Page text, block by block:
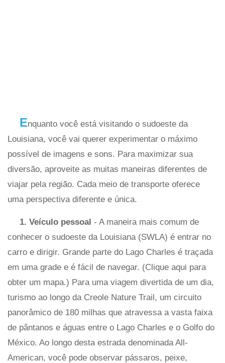
Enquanto você está visitando o sudoeste da
Louisiana, você vai querer experimentar o máximo
possível de imagens e sons. Para maximizar sua
diversão, aproveite as muitas maneiras diferentes de
viajar pela região. Cada meio de transporte oferece
uma perspectiva diferente e única.
1. Veículo pessoal - A maneira mais comum de
conhecer o sudoeste da Louisiana (SWLA) é entrar no
carro e dirigir. Grande parte do Lago Charles é traçada
em uma grade e é fácil de navegar. (Clique aqui para
obter um mapa.) Para uma viagem divertida de um dia,
turismo ao longo da Creole Nature Trail, um circuito
panorâmico de 180 milhas que atravessa a vasta faixa
de pântanos e águas entre o Lago Charles e o Golfo do
México. Ao longo desta estrada denominada All-
American, você pode observar pássaros, peixe,